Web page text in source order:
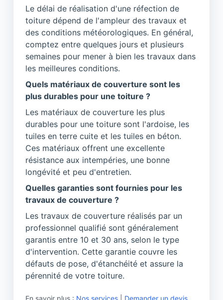
Le délai de réalisation d'une réfection de
toiture dépend de l'ampleur des travaux et
des conditions météorologiques. En général,
comptez entre quelques jours et plusieurs
semaines pour mener à bien les travaux dans
les meilleures conditions.
Quels matériaux de couverture sont les
plus durables pour une toiture ?
Les matériaux de couverture les plus
durables pour une toiture sont l'ardoise, les
tuiles en terre cuite et les tuiles en béton.
Ces matériaux offrent une excellente
résistance aux intempéries, une bonne
longévité et peu d'entretien.
Quelles garanties sont fournies pour les
travaux de couverture ?
Les travaux de couverture réalisés par un
professionnel qualifié sont généralement
garantis entre 10 et 30 ans, selon le type
d'intervention. Cette garantie couvre les
défauts de pose, d'étanchéité et assure la
pérennité de votre toiture.
En savoir plus : Nos services Demander un devis